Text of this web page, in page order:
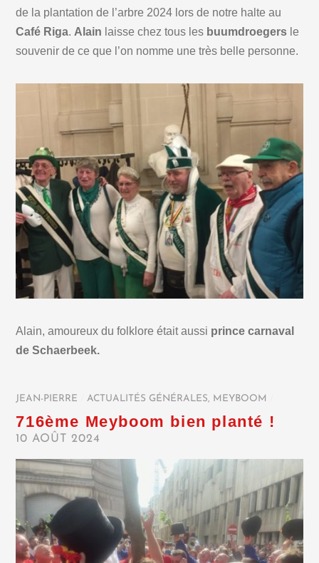
de la plantation de l’arbre 2024 lors de notre halte au
Café Riga. Alain laisse chez tous les buumdroegers le
souvenir de ce que l’on nomme une très belle personne.
Alain, amoureux du folklore était aussi prince carnaval
de Schaerbeek.
JEAN-PIERRE ACTUALITÉS GÉNÉRALES, MEYBOOM
716ème Meyboom bien planté !
10 AOÛT 2024